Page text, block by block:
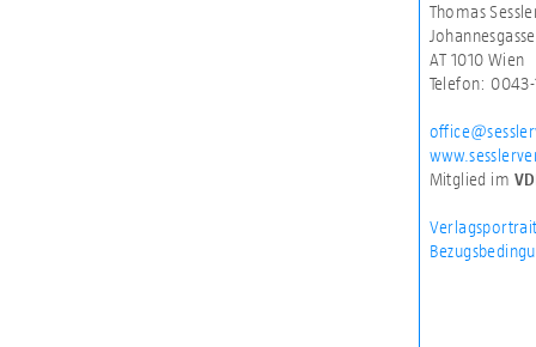
Thomas
AT 1010 Wien
Telefon:
Mitglied im